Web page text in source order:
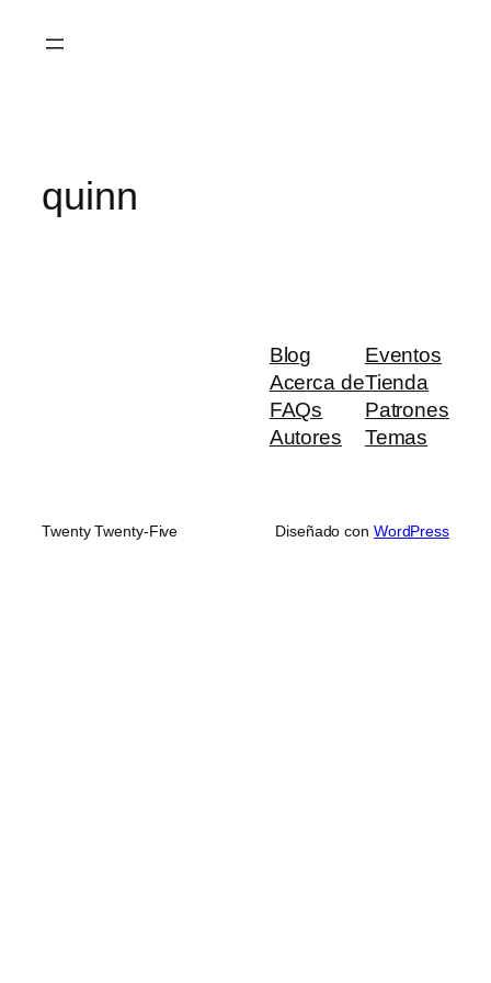
quinn
Blog
Acerca de
FAQs
Autores
Eventos
Tienda
Patrones
Temas
Twenty Twenty-Five Diseñado con WordPress